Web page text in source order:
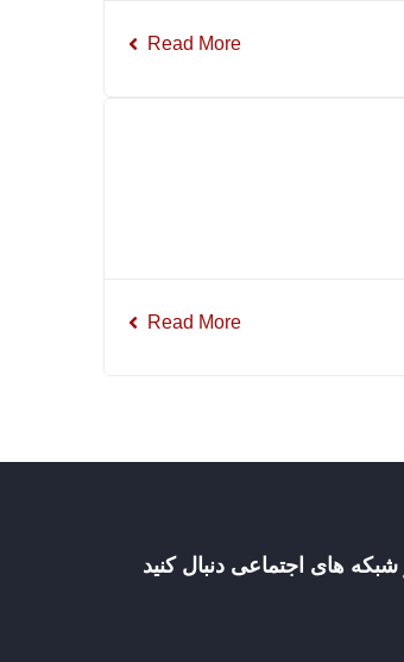
Read More
Read More
شبکه های اجتماعی دنبال کنید